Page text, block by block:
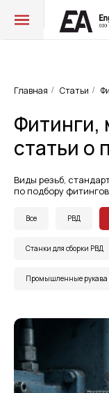
Главная / Статьи /
Фитинги,
статьи о
Виды резьб,
по подбору
Все РВД
Станки для сборки РВД
Промышленные рукава